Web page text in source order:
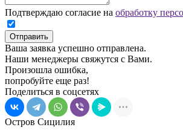
Подтверждаю согласие на обработку
Отправить
Ваша заявка успешно отправлена.
Наши менеджеры свяжутся с Вами.
Произошла ошибка,
попробуйте еще раз!
Поделиться в соцсетях
Остров Сицилия